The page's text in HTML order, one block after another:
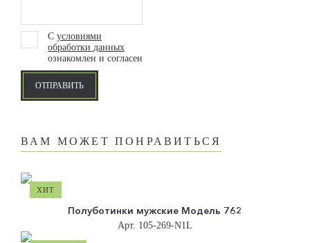
С условиями
обработки данных
ознакомлен и согласен
ОТПРАВИТЬ
ВАМ МОЖЕТ ПОНРАВИТЬСЯ
ХИТ
Полуботинки мужские Модель 762
Арт. 105-269-N1L